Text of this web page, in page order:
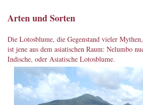
Arten und Sorten
Die Lotosblume, die Gegenstand vieler
ist jene aus dem asiatischen Raum: Nelumbo
Indische, oder Asiatische Lotosblume.